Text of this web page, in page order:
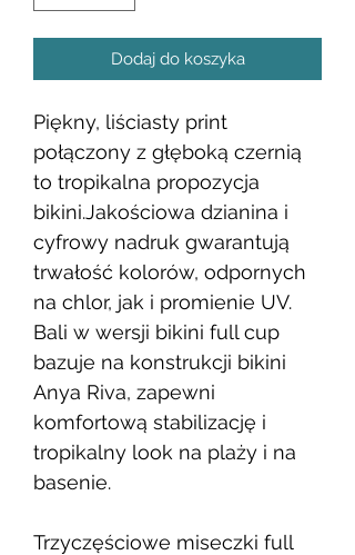
Dodaj do koszyka
Piękny, liściasty print
połączony z głęboką czernią
to tropikalna propozycja
bikini.Jakościowa dzianina i
cyfrowy nadruk gwarantują
trwałość kolorów, odpornych
na chlor, jak i promienie UV.
Bali w wersji bikini full cup
bazuje na konstrukcji bikini
Anya Riva, zapewni
komfortową stabilizację i
tropikalny look na plaży i na
basenie.
Trzyczęściowe miseczki full